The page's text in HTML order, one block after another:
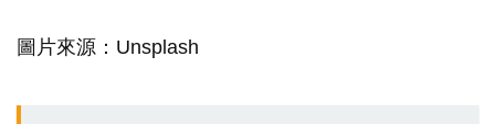
圖片來源：Unsplash